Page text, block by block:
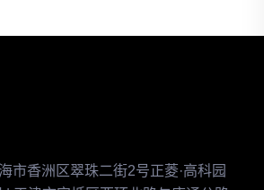
市香洲区翠珠二街2号正菱·高科园